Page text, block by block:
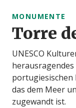
MONUMENTE
Torre
UNESCO
portugiesischen
das dem Meer
zugewandt ist.